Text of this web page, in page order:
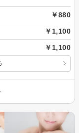
￥880
￥1,100
￥1,100